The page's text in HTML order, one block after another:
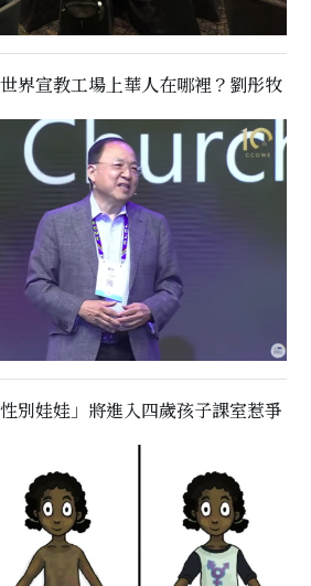
界宣教工場上華人在哪裡？劉彤牧
別娃娃」將進入四歲孩子課室惹爭